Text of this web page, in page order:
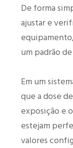
De forma
ajustar e
um padrão
Em um
que a dose
exposição e
estejam
valores